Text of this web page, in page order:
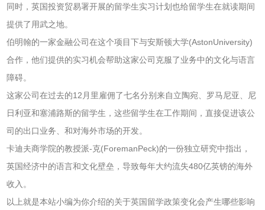
同时，英国投资贸易署开展的留学生实习计划也给留学生在就读期间
提供了用武之地。
伯明翰的一家金融公司在这个项目下与安斯顿大学(AstonUniversity)
合作，他们提供的实习机会帮助这家公司克服了业务中的文化与语言
障碍。
这家公司在过去的12月里雇佣了七名分别来自立陶宛、罗马尼亚、尼
日利亚和塞浦路斯的留学生，这些留学生在工作期间，直接促进该公
司的出口业务、和对海外市场的开发。
卡迪夫商学院的教授派-克(ForemanPeck)的一份独立研究中指出，
英国经济中的语言和文化壁垒，导致每年大约流失480亿英镑的海外
收入。
以上就是本站小编为你介绍的关于英国留学政策变化会产生哪些影响